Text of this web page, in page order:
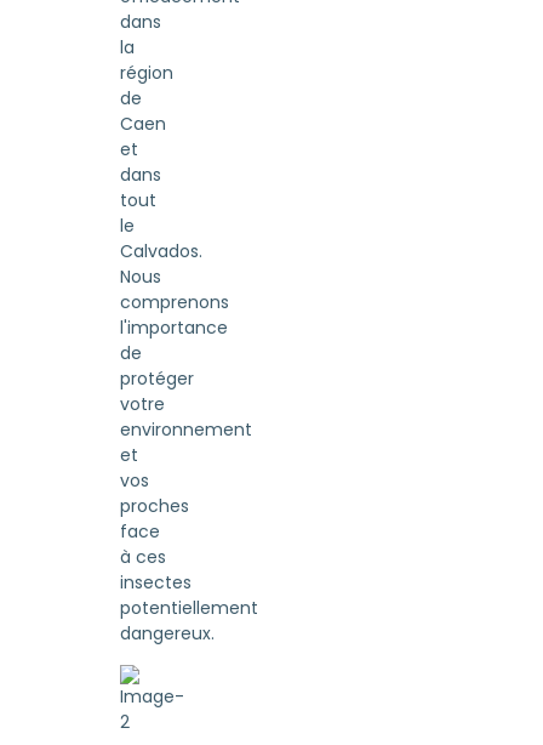
dans
la
région
de
Caen
et
dans
tout
le
Calvados.
Nous
comprenons
l'importance
de
protéger
votre
environnement
et
vos
proches
face
à ces
insectes
potentiellement
dangereux.